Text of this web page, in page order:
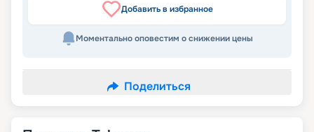
Добавить в избранное
Моментально оповестим о снижении цены
Поделиться